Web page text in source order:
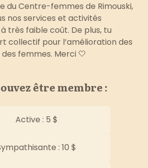
du Centre-femmes de Rimouski,
nos services et activités
très faible coût. De plus, tu
collectif pour l’amélioration des
femmes. Merci 🤍
être membre :
Active : 5 $
: 10 $